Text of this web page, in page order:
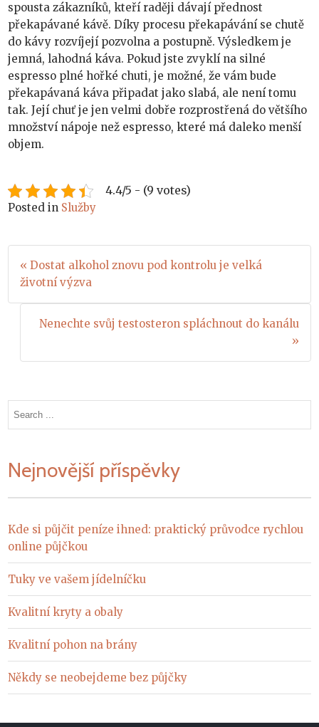
spousta zákazníků, kteří raději dávají přednost
překapávané kávě. Díky procesu překapávání se chutě
do kávy rozvíjejí pozvolna a postupně. Výsledkem je
jemná, lahodná káva. Pokud jste zvyklí na silné
espresso plné hořké chuti, je možné, že vám bude
překapávaná káva připadat jako slabá, ale není tomu
tak. Její chuť je jen velmi dobře rozprostřená do většího
množství nápoje než espresso, které má daleko menší
objem.
4.4/5 - (9 votes)
Posted in Služby
Navigace
pro
příspěvek
« Dostat alkohol znovu pod kontrolu je velká
životní výzva
Nenechte svůj testosteron spláchnout do kanálu
»
Search
Nejnovější příspěvky
Kde si půjčit peníze ihned: praktický průvodce rychlou
online půjčkou
Tuky ve vašem jídelníčku
Kvalitní kryty a obaly
Kvalitní pohon na brány
Někdy se neobejdeme bez půjčky